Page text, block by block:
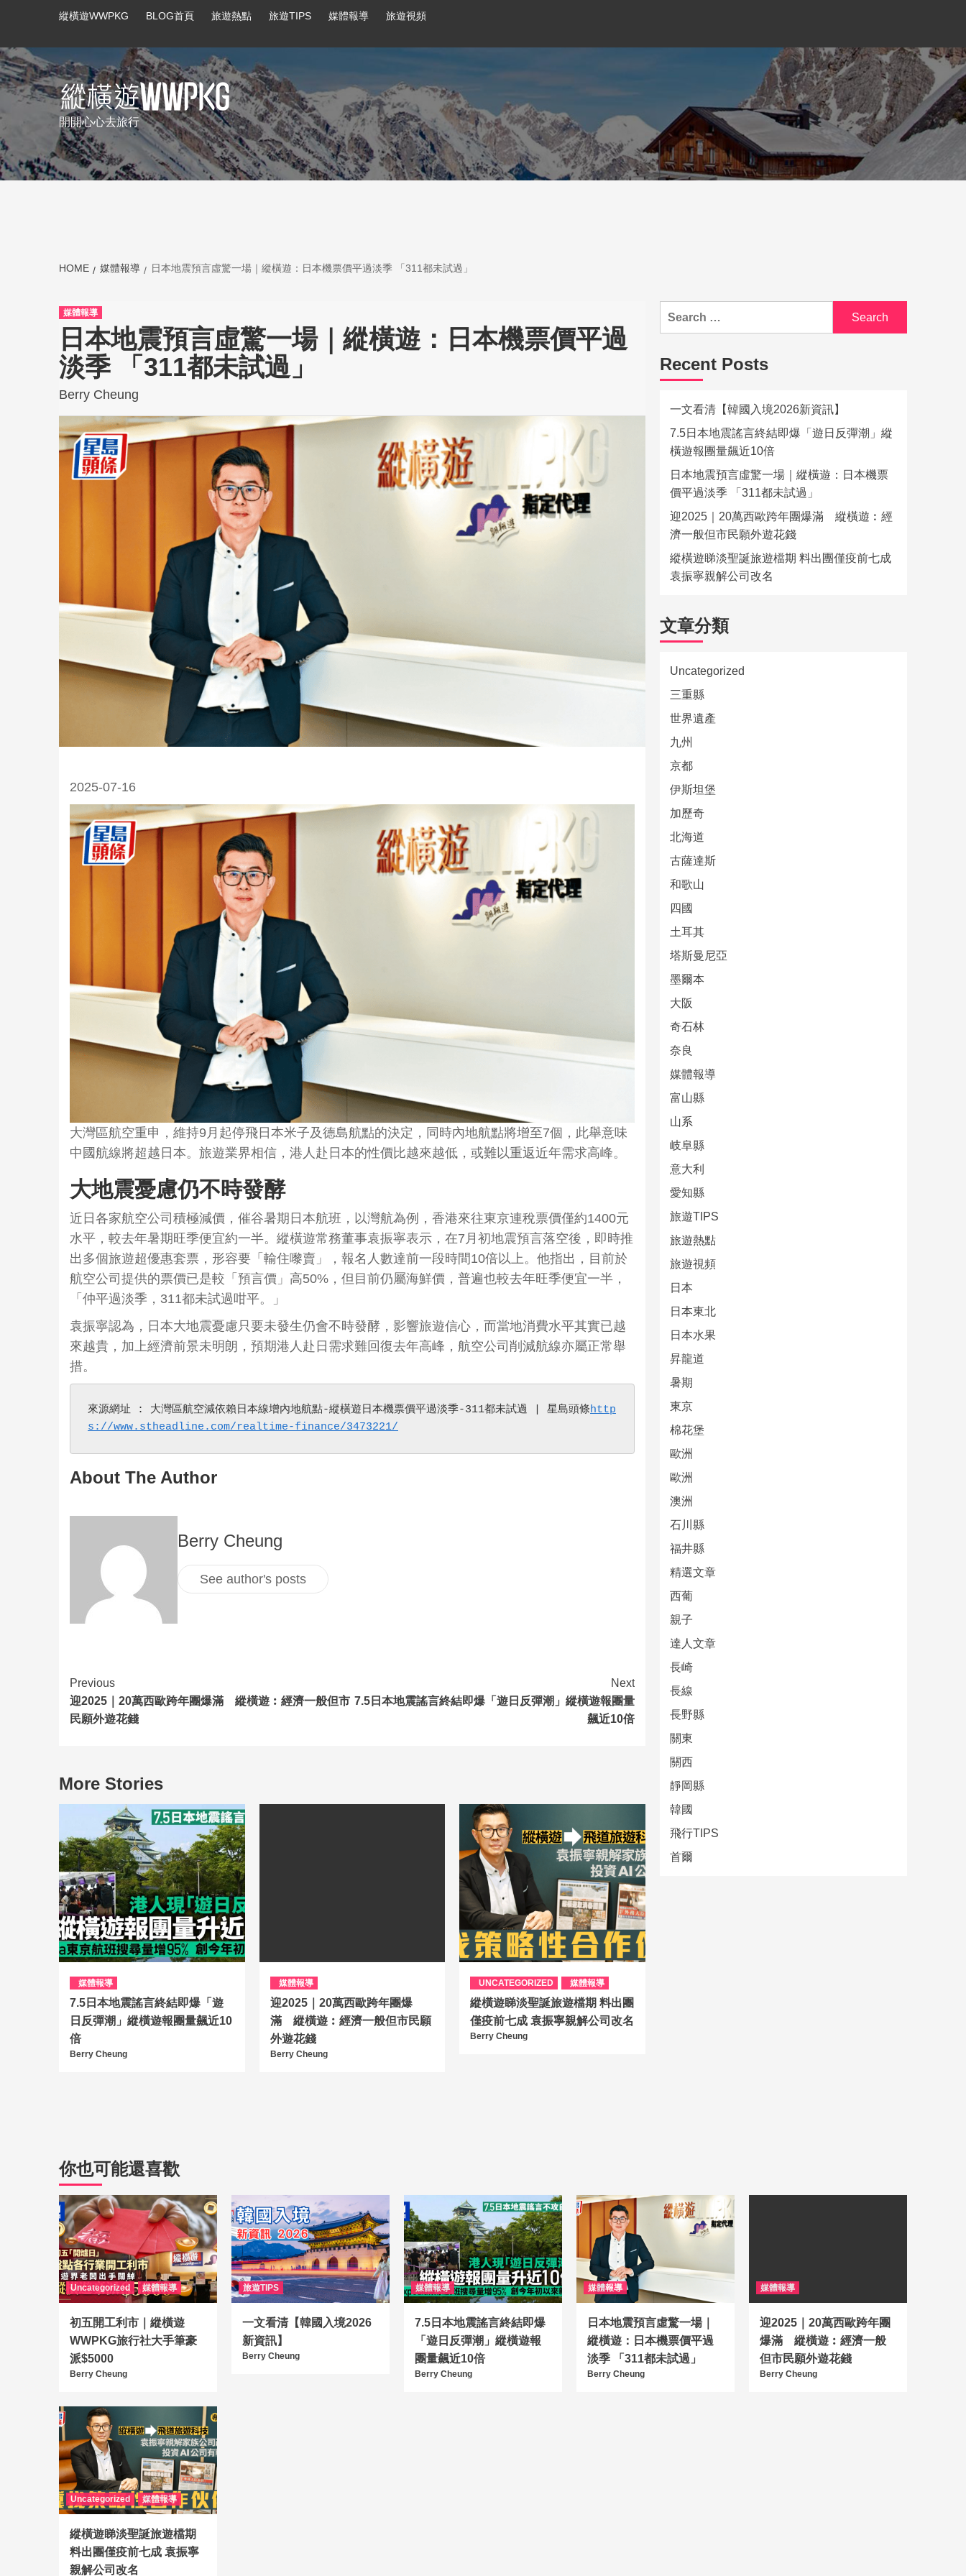
縱橫遊WWPKG BLOG首頁 旅遊熱點 旅遊TIPS 媒體報導 旅遊視頻
開開心心去旅行
HOME 媒體報導 日本地震預言虛驚一場｜縱橫遊：日本機票價平過淡季 「311都未試過」
媒體報導
日本地震預言虛驚一場｜縱橫遊：日本機票價平過
淡季 「311都未試過」
Berry Cheung
2025-07-16
大灣區航空重申，維持9月起停飛日本米子及德島航點的決定，同時內地航點將增至7個，此舉意味
中國航線將超越日本。旅遊業界相信，港人赴日本的性價比越來越低，或難以重返近年需求高峰。
大地震憂慮仍不時發酵
近日各家航空公司積極減價，催谷暑期日本航班，以灣航為例，香港來往東京連稅票價僅約1400元
水平，較去年暑期旺季便宜約一半。縱橫遊常務董事袁振寧表示，在7月初地震預言落空後，即時推
出多個旅遊超優惠套票，形容要「輸住嚟賣」，報名人數達前一段時間10倍以上。他指出，目前於
航空公司提供的票價已是較「預言價」高50%，但目前仍屬海鮮價，普遍也較去年旺季便宜一半，
「仲平過淡季，311都未試過咁平。」
袁振寧認為，日本大地震憂慮只要未發生仍會不時發酵，影響旅遊信心，而當地消費水平其實已越
來越貴，加上經濟前景未明朗，預期港人赴日需求難回復去年高峰，航空公司削減航線亦屬正常舉
措。
來源網址 : 大灣區航空減依賴日本線增內地航點-縱橫遊日本機票價平過淡季-311都未試過 | 星島頭條http
s://www.stheadline.com/realtime-finance/3473221/
About The Author
Berry Cheung
See author's posts
Previous
迎2025｜20萬西歐跨年團爆滿 縱橫遊︰經濟一般但市
民願外遊花錢
Next
7.5日本地震謠言終結即爆「遊日反彈潮」縱橫遊報團量
飆近10倍
More Stories
媒體報導
7.5日本地震謠言終結即爆「遊
日反彈潮」縱橫遊報團量飆近10
倍
Berry Cheung
媒體報導
迎2025｜20萬西歐跨年團爆
滿 縱橫遊︰經濟一般但市民願
外遊花錢
Berry Cheung
UNCATEGORIZED 媒體報導
縱橫遊睇淡聖誕旅遊檔期 料出團
僅疫前七成 袁振寧親解公司改名
Berry Cheung
Recent Posts
一文看清【韓國入境2026新資訊】
7.5日本地震謠言終結即爆「遊日反彈潮」縱
橫遊報團量飆近10倍
日本地震預言虛驚一場｜縱橫遊：日本機票
價平過淡季 「311都未試過」
迎2025｜20萬西歐跨年團爆滿 縱橫遊︰經
濟一般但市民願外遊花錢
縱橫遊睇淡聖誕旅遊檔期 料出團僅疫前七成
袁振寧親解公司改名
文章分類
Uncategorized
三重縣
世界遺產
九州
京都
伊斯坦堡
加歷奇
北海道
古薩達斯
和歌山
四國
土耳其
塔斯曼尼亞
墨爾本
大阪
奇石林
奈良
媒體報導
富山縣
山系
岐阜縣
意大利
愛知縣
旅遊TIPS
旅遊熱點
旅遊視頻
日本
日本東北
日本水果
昇龍道
暑期
東京
棉花堡
歐洲
歐洲
澳洲
石川縣
福井縣
精選文章
西葡
親子
達人文章
長崎
長線
長野縣
關東
關西
靜岡縣
韓國
飛行TIPS
首爾
你也可能還喜歡
Uncategorized 媒體報導
初五開工利市｜縱橫遊
WWPKG旅行社大手筆豪
派$5000
Berry Cheung
旅遊TIPS
一文看清【韓國入境2026
新資訊】
Berry Cheung
媒體報導
7.5日本地震謠言終結即爆
「遊日反彈潮」縱橫遊報
團量飆近10倍
Berry Cheung
媒體報導
日本地震預言虛驚一場｜
縱橫遊：日本機票價平過
淡季 「311都未試過」
Berry Cheung
媒體報導
迎2025｜20萬西歐跨年團
爆滿 縱橫遊︰經濟一般
但市民願外遊花錢
Berry Cheung
Uncategorized 媒體報導
縱橫遊睇淡聖誕旅遊檔期
料出團僅疫前七成 袁振寧
親解公司改名